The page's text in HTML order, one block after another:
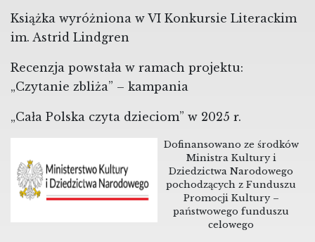
Książka wyróżniona w VI Konkursie Literackim
im. Astrid Lindgren
Recenzja powstała w ramach projektu:
„Czytanie zbliża” – kampania
„Cała Polska czyta dzieciom” w 2025 r.
Dofinansowano ze środków
Ministra Kultury i
Dziedzictwa Narodowego
pochodzących z Funduszu
Promocji Kultury –
państwowego funduszu
celowego